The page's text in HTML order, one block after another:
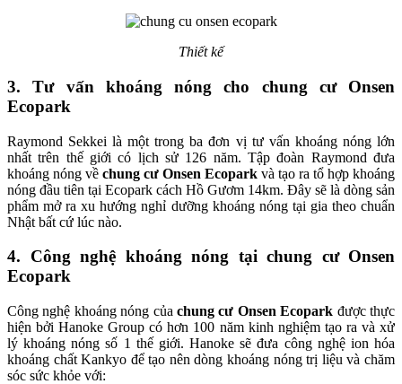
Thiết kế
3. Tư vấn khoáng nóng cho chung cư Onsen
Ecopark
Raymond Sekkei là một trong ba đơn vị tư vấn khoáng nóng lớn
nhất trên thế giới có lịch sử 126 năm. Tập đoàn Raymond đưa
khoáng nóng về chung cư Onsen Ecopark và tạo ra tổ hợp khoáng
nóng đầu tiên tại Ecopark cách Hồ Gươm 14km. Đây sẽ là dòng sản
phẩm mở ra xu hướng nghỉ dưỡng khoáng nóng tại gia theo chuẩn
Nhật bất cứ lúc nào.
4. Công nghệ khoáng nóng tại chung cư Onsen
Ecopark
Công nghệ khoáng nóng của chung cư Onsen Ecopark được thực
hiện bởi Hanoke Group có hơn 100 năm kinh nghiệm tạo ra và xử
lý khoáng nóng số 1 thế giới. Hanoke sẽ đưa công nghệ ion hóa
khoáng chất Kankyo để tạo nên dòng khoáng nóng trị liệu và chăm
sóc sức khỏe với: